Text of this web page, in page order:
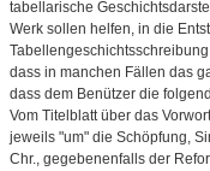
tabellarische
Werk sollen helfen, in die
dass in manchen Fällen das
dass dem Benützer die
Vom Titelblatt über das
jeweils "um" die Schöpfung,
Chr., gegebenenfalls der